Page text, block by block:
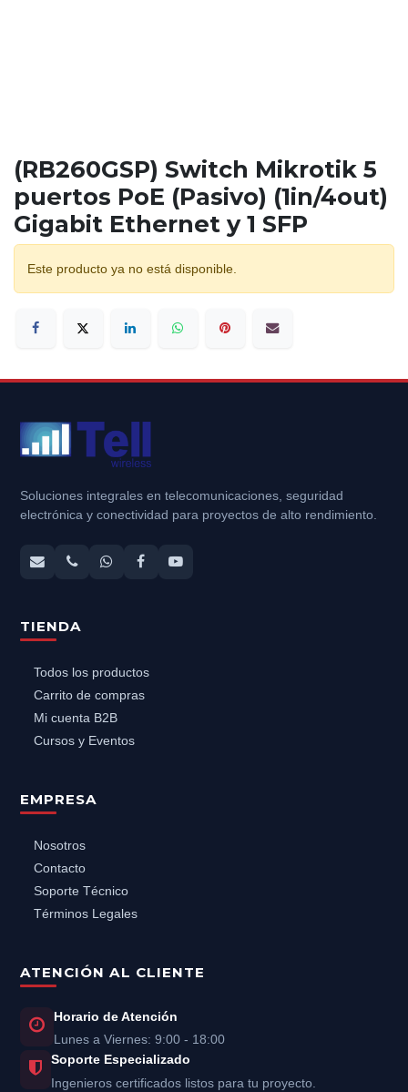
(RB260GSP) Switch Mikrotik 5
puertos PoE (Pasivo) (1in/4out)
Gigabit Ethernet y 1 SFP
Este producto ya no está disponible.
Soluciones integrales en telecomunicaciones, seguridad
electrónica y conectividad para proyectos de alto rendimiento.
TIENDA
Todos los productos
Carrito de compras
Mi cuenta B2B
Cursos y Eventos
EMPRESA
Nosotros
Contacto
Soporte Técnico
Términos Legales
ATENCIÓN AL CLIENTE
Horario de Atención
Lunes a Viernes: 9:00 - 18:00
Soporte Especializado
Ingenieros certificados listos para tu proyecto.